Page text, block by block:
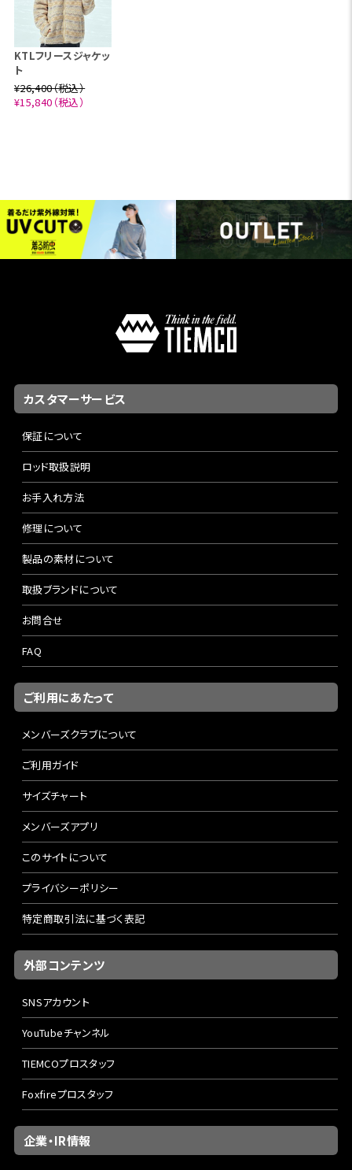
KTLフリースジャケッ
ト
¥26,400（税込）
¥15,840（税込）
カスタマーサービス
保証について
ロッド取扱説明
お手入れ方法
修理について
製品の素材について
取扱ブランドについて
お問合せ
FAQ
ご利用にあたって
メンバーズクラブについて
ご利用ガイド
サイズチャート
メンバーズアプリ
このサイトについて
プライバシーポリシー
特定商取引法に基づく表記
外部コンテンツ
SNSアカウント
YouTubeチャンネル
TIEMCOプロスタッフ
Foxfireプロスタッフ
企業・IR情報